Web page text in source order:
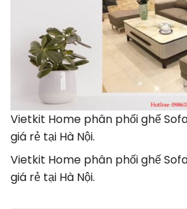
Vietkit Home phân phối ghế
giá rẻ tại Hà Nội.
Vietkit Home phân phối ghế
giá rẻ tại Hà Nội.